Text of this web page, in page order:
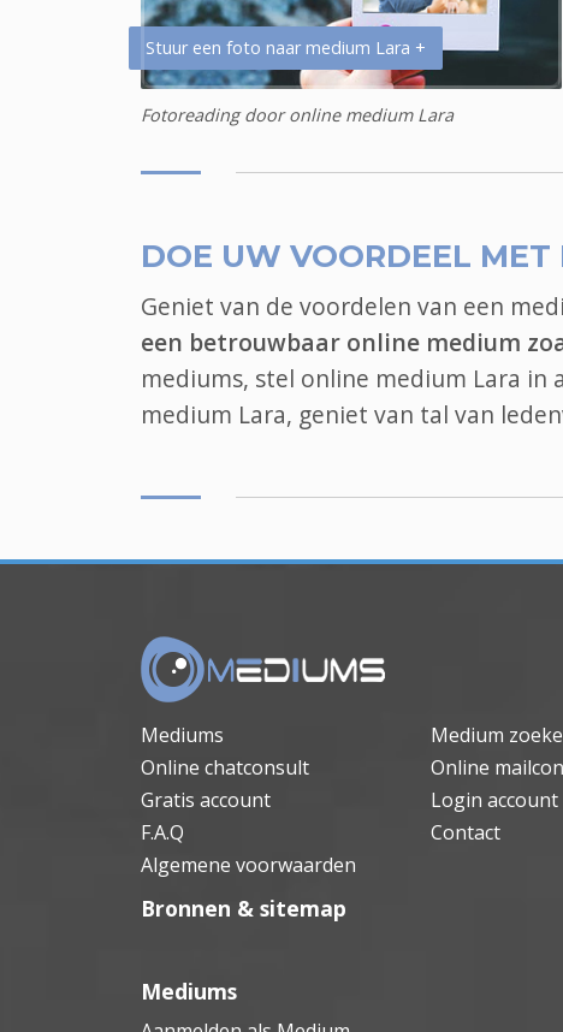
Stuur een foto naar medium Lara +
Fotoreading door online medium Lara
DOE UW VOORDEEL
Geniet van de voordelen van een
een betrouwbaar online medium
mediums, stel online medium Lara
medium Lara, geniet van tal van
Mediums Medium
Online chatconsult
Online
Gratis account
Login account
F.A.Q
Contact
Algemene voorwaarden
Bronnen & sitemap
Mediums